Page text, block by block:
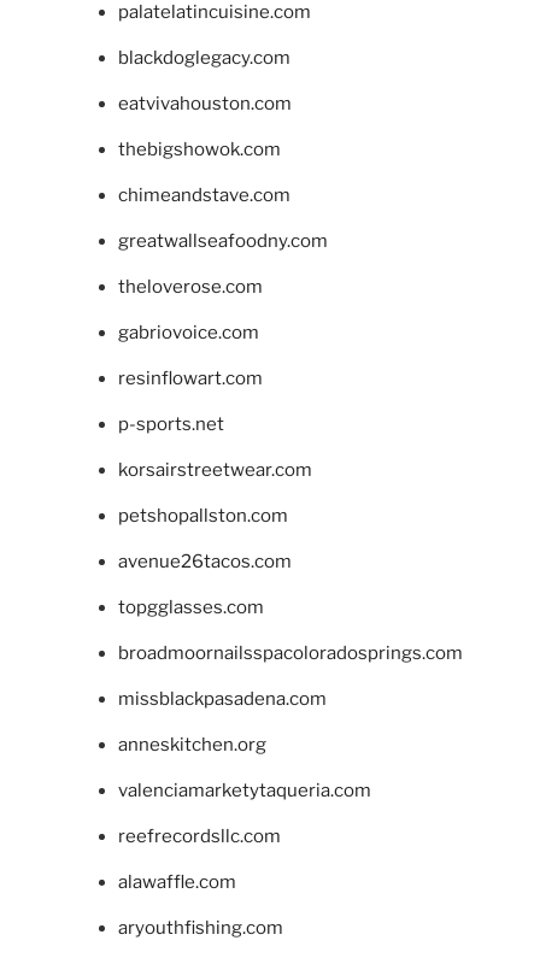
palatelatincuisine.com
blackdoglegacy.com
eatvivahouston.com
thebigshowok.com
chimeandstave.com
greatwallseafoodny.com
theloverose.com
gabriovoice.com
resinflowart.com
p-sports.net
korsairstreetwear.com
petshopallston.com
avenue26tacos.com
topgglasses.com
broadmoornailsspacoloradosprings.com
missblackpasadena.com
anneskitchen.org
valenciamarketytaqueria.com
reefrecordsllc.com
alawaffle.com
aryouthfishing.com